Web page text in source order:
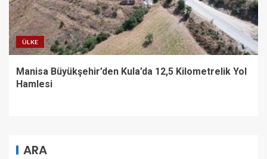
ÜLKE
Manisa Büyükşehir’den Kula’da 12,5 Kilometrelik Yol
Hamlesi
ARA